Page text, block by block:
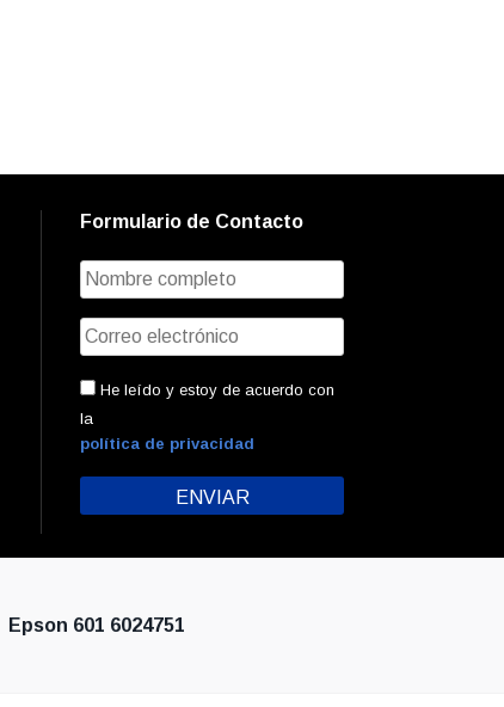
Formulario de Contacto
He leído y estoy de acuerdo con
la
política de privacidad
Epson 601 6024751